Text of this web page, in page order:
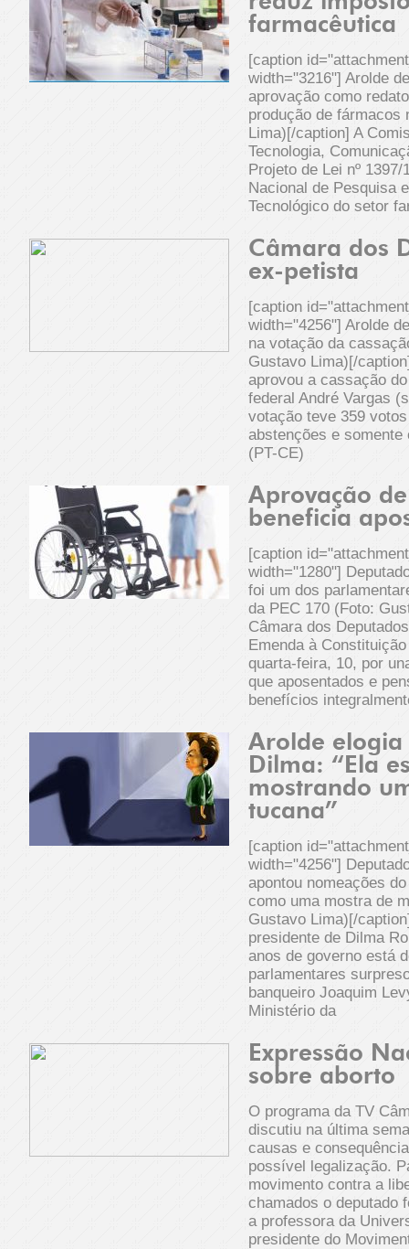
farmacêutica
[caption
width="3216"] Arolde
aprovação como
produção de fármacos
Lima)[/caption] A
Tecnologia,
Projeto de Lei nº
Nacional de Pesquisa
Tecnológico do setor
Câmara dos
ex-petista
[caption
width="4256"] Arolde
na votação da
Gustavo Lima)[/
aprovou a cassação
federal André Vargas
votação teve 359
abstenções e somente
(PT-CE)
Aprovação de
beneficia
[caption
width="1280"]
foi um dos
da PEC 170 (Foto:
Câmara dos
Emenda à
quarta-feira, 10, por
que aposentados e
benefícios
Arolde elogia
Dilma: “Ela
mostrando
tucana”
[caption
width="4256"]
apontou nomeações
como uma mostra de
Gustavo Lima)[/
presidente de Dilma
anos de governo está
parlamentares
banqueiro Joaquim
Ministério da
Expressão
sobre aborto
O programa da TV
discutiu na última
causas e
possível legalização.
movimento contra a
chamados o deputado
a professora da
presidente do